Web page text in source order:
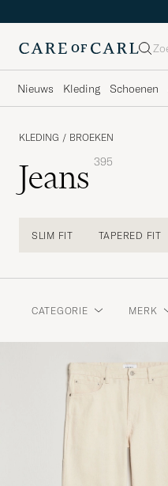
Nieuws Kleding Schoenen
KLEDING / BROEKEN
Jeans 395
SLIM FIT TAPERED FIT
CATEGORIE MERK